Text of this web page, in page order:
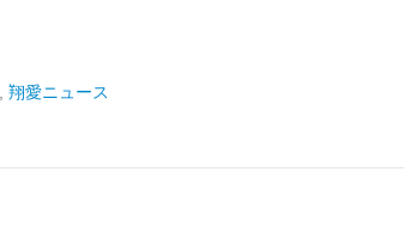
翔愛ニュース